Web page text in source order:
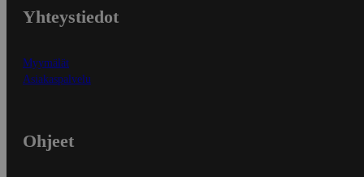
Yhteystiedot
Myymälät
Asiakaspalvelu
Ohjeet